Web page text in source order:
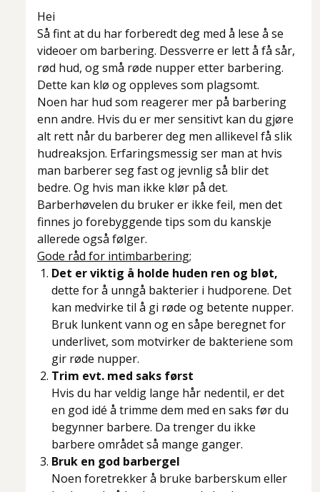
Hei
Så fint at du har forberedt deg med å lese å se
videoer om barbering. Dessverre er lett å få sår,
rød hud, og små røde nupper etter barbering.
Dette kan klø og oppleves som plagsomt.
Noen har hud som reagerer mer på barbering
enn andre. Hvis du er mer sensitivt kan du gjøre
alt rett når du barberer deg men allikevel få slik
hudreaksjon. Erfaringsmessig ser man at hvis
man barberer seg fast og jevnlig så blir det
bedre. Og hvis man ikke klør på det.
Barberhøvelen du bruker er ikke feil, men det
finnes jo forebyggende tips som du kanskje
allerede også følger.
Gode råd for intimbarbering;
Det er viktig å holde huden ren og bløt,
dette for å unngå bakterier i hudporene. Det
kan medvirke til å gi røde og betente nupper.
Bruk lunkent vann og en såpe beregnet for
underlivet, som motvirker de bakteriene som
gir røde nupper.
Trim evt. med saks først
Hvis du har veldig lange hår nedentil, er det
en god idé å trimme dem med en saks før du
begynner barbere. Da trenger du ikke
barbere området så mange ganger.
Bruk en god barbergel
Noen foretrekker å bruke barberskum eller